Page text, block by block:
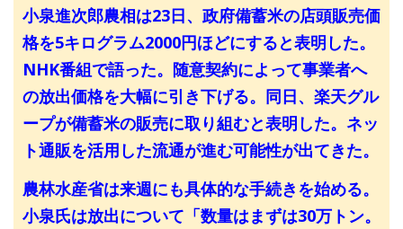
小泉進次郎農相は23日、政府備蓄米の店頭販売価
格を5キログラム2000円ほどにすると表明した。
NHK番組で語った。随意契約によって事業者へ
の放出価格を大幅に引き下げる。同日、楽天グル
ープが備蓄米の販売に取り組むと表明した。ネッ
ト通販を活用した流通が進む可能性が出てきた。
農林水産省は来週にも具体的な手続きを始める。
小泉氏は放出について「数量はまずは30万トン。